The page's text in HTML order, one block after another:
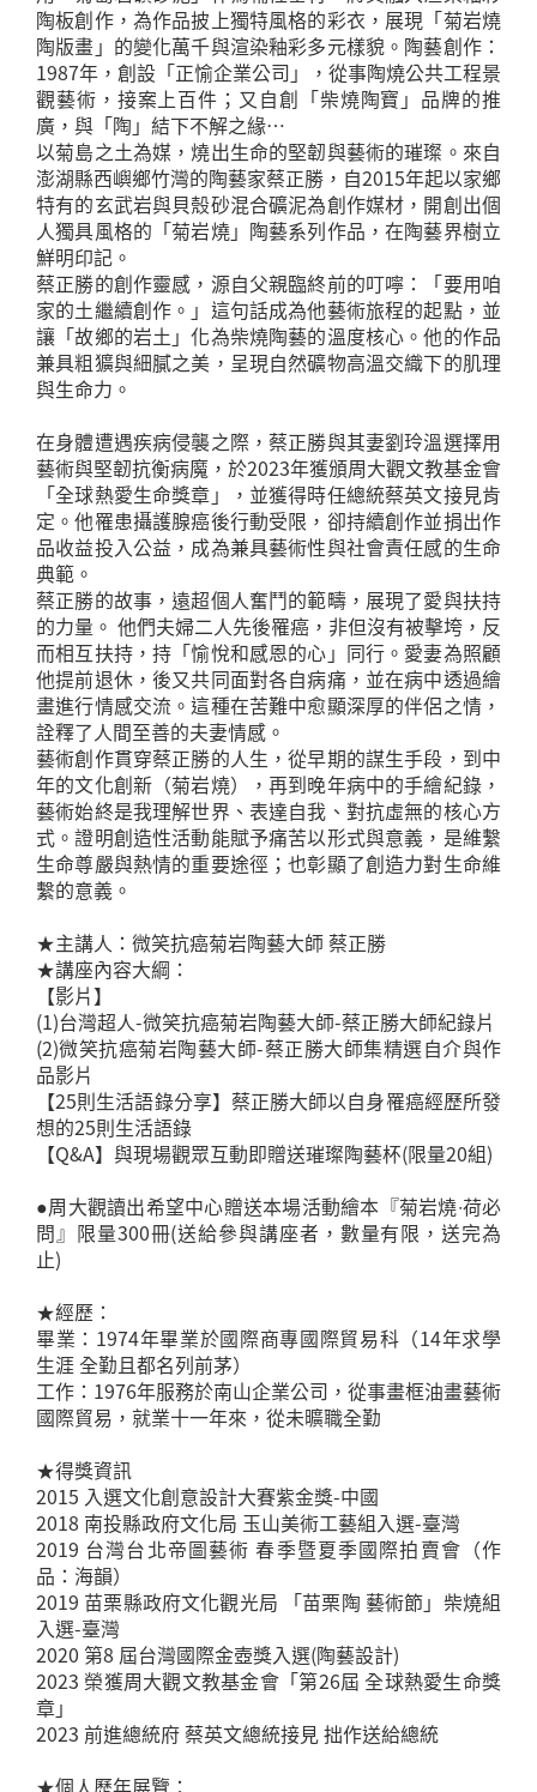
陶板創作，為作品披上獨特風格的彩衣，展現「菊岩燒
陶版畫」的變化萬千與渲染釉彩多元樣貌。陶藝創作：
1987年，創設「正愉企業公司」，從事陶燒公共工程景
觀藝術，接案上百件；又自創「柴燒陶寶」品牌的推
廣，與「陶」結下不解之緣⋯
以菊島之土為媒，燒出生命的堅韌與藝術的璀璨。來自
澎湖縣西嶼鄉竹灣的陶藝家蔡正勝，自2015年起以家鄉
特有的玄武岩與貝殼砂混合礦泥為創作媒材，開創出個
人獨具風格的「菊岩燒」陶藝系列作品，在陶藝界樹立
鮮明印記。
蔡正勝的創作靈感，源自父親臨終前的叮嚀：「要用咱
家的土繼續創作。」這句話成為他藝術旅程的起點，並
讓「故鄉的岩土」化為柴燒陶藝的溫度核心。他的作品
兼具粗獷與細膩之美，呈現自然礦物高溫交織下的肌理
與生命力。
在身體遭遇疾病侵襲之際，蔡正勝與其妻劉玲溫選擇用
藝術與堅韌抗衡病魔，於2023年獲頒周大觀文教基金會
「全球熱愛生命獎章」，並獲得時任總統蔡英文接見肯
定。他罹患攝護腺癌後行動受限，卻持續創作並捐出作
品收益投入公益，成為兼具藝術性與社會責任感的生命
典範。
蔡正勝的故事，遠超個人奮鬥的範疇，展現了愛與扶持
的力量。 他們夫婦二人先後罹癌，非但沒有被擊垮，反
而相互扶持，持「愉悅和感恩的心」同行。愛妻為照顧
他提前退休，後又共同面對各自病痛，並在病中透過繪
畫進行情感交流。這種在苦難中愈顯深厚的伴侶之情，
詮釋了人間至善的夫妻情感。
藝術創作貫穿蔡正勝的人生，從早期的謀生手段，到中
年的文化創新（菊岩燒），再到晚年病中的手繪紀錄，
藝術始終是我理解世界、表達自我、對抗虛無的核心方
式。證明創造性活動能賦予痛苦以形式與意義，是維繫
生命尊嚴與熱情的重要途徑；也彰顯了創造力對生命維
繫的意義。
★主講人：微笑抗癌菊岩陶藝大師 蔡正勝
★講座內容大綱：
【影片】
(1)台灣超人-微笑抗癌菊岩陶藝大師-蔡正勝大師紀錄片
(2)微笑抗癌菊岩陶藝大師-蔡正勝大師集精選自介與作
品影片
【25則生活語錄分享】蔡正勝大師以自身罹癌經歷所發
想的25則生活語錄
【Q&A】與現場觀眾互動即贈送璀璨陶藝杯(限量20組)
●周大觀讀出希望中心贈送本場活動繪本『菊岩燒∙荷必
問』限量300冊(送給參與講座者，數量有限，送完為
止)
★經歷：
畢業：1974年畢業於國際商專國際貿易科（14年求學
生涯 全勤且都名列前茅）
工作：1976年服務於南山企業公司，從事畫框油畫藝術
國際貿易，就業十一年來，從未曠職全勤
★得獎資訊
2015 入選文化創意設計大賽紫金獎-中國
2018 南投縣政府文化局 玉山美術工藝組入選-臺灣
2019 台灣台北帝圖藝術 春季暨夏季國際拍賣會（作
品：海韻）
2019 苗栗縣政府文化觀光局 「苗栗陶 藝術節」柴燒組
入選-臺灣
2020 第8 屆台灣國際金壺獎入選(陶藝設計)
2023 榮獲周大觀文教基金會「第26屆 全球熱愛生命獎
章」
2023 前進總統府 蔡英文總統接見 拙作送給總統
★個人歷年展覽：